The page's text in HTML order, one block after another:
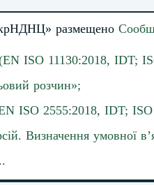
размещено
ISO 11130:2018, IDT;
розчин»;
ISO 2555:2018, IDT;
Визначення умовної
..